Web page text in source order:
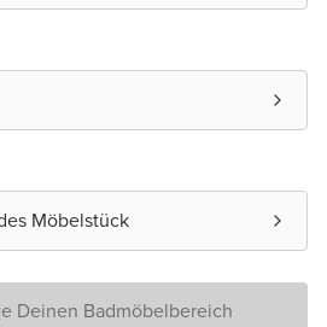
Möbelstück
Deinen Badmöbelbereich